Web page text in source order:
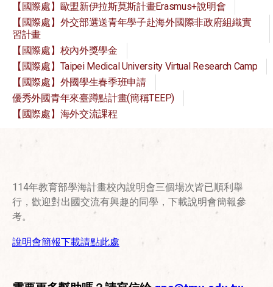
【國際處】歐盟新伊拉斯莫斯計畫Erasmus+說明會
【國際處】外交部選送青年學子赴海外國際非政府組織實
習計畫
【國際處】校內外獎學金
【國際處】Taipei Medical University Virtual Research Camp
【國際處】外國學生春季班申請
優秀外國青年來臺蹲點計畫(簡稱TEEP)
【國際處】海外交流課程
114年教育部學海計畫校內說明會三個場次皆已順利舉
行，歡迎對出國交流有興趣的同學，下載說明會簡報參
考。
說明會簡報下載請點此處